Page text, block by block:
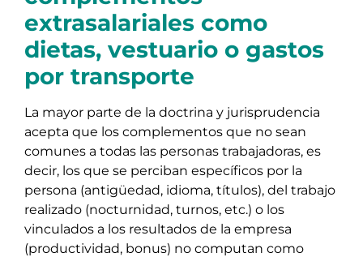
extrasalariales como
dietas, vestuario o gastos
por transporte
La mayor parte de la doctrina y jurisprudencia
acepta que los complementos que no sean
comunes a todas las personas trabajadoras, es
decir, los que se perciban específicos por la
persona (antigüedad, idioma, títulos), del trabajo
realizado (nocturnidad, turnos, etc.) o los
vinculados a los resultados de la empresa
(productividad, bonus) no computan como